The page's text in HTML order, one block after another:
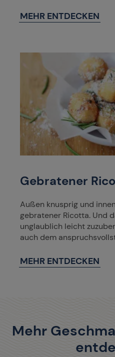
MEHR ENTDECKEN
Gebratener
Außen knusprig und
gebratener Ricotta. Und
unglaublich leicht
auch dem
MEHR ENTDECKEN
Mehr